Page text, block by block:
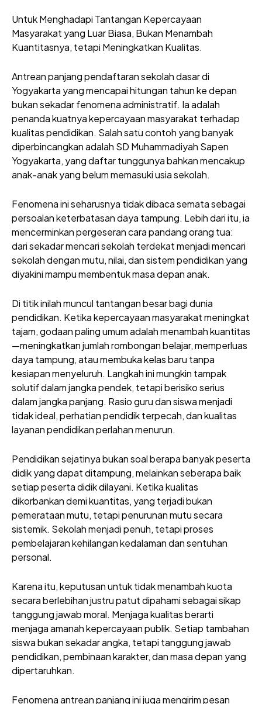
Untuk Menghadapi Tantangan Kepercayaan
Masyarakat yang Luar Biasa, Bukan Menambah
Kuantitasnya, tetapi Meningkatkan Kualitas.
Antrean panjang pendaftaran sekolah dasar di
Yogyakarta yang mencapai hitungan tahun ke depan
bukan sekadar fenomena administratif. Ia adalah
penanda kuatnya kepercayaan masyarakat terhadap
kualitas pendidikan. Salah satu contoh yang banyak
diperbincangkan adalah SD Muhammadiyah Sapen
Yogyakarta, yang daftar tunggunya bahkan mencakup
anak-anak yang belum memasuki usia sekolah.
Fenomena ini seharusnya tidak dibaca semata sebagai
persoalan keterbatasan daya tampung. Lebih dari itu, ia
mencerminkan pergeseran cara pandang orang tua:
dari sekadar mencari sekolah terdekat menjadi mencari
sekolah dengan mutu, nilai, dan sistem pendidikan yang
diyakini mampu membentuk masa depan anak.
Di titik inilah muncul tantangan besar bagi dunia
pendidikan. Ketika kepercayaan masyarakat meningkat
tajam, godaan paling umum adalah menambah kuantitas
—meningkatkan jumlah rombongan belajar, memperluas
daya tampung, atau membuka kelas baru tanpa
kesiapan menyeluruh. Langkah ini mungkin tampak
solutif dalam jangka pendek, tetapi berisiko serius
dalam jangka panjang. Rasio guru dan siswa menjadi
tidak ideal, perhatian pendidik terpecah, dan kualitas
layanan pendidikan perlahan menurun.
Pendidikan sejatinya bukan soal berapa banyak peserta
didik yang dapat ditampung, melainkan seberapa baik
setiap peserta didik dilayani. Ketika kualitas
dikorbankan demi kuantitas, yang terjadi bukan
pemerataan mutu, tetapi penurunan mutu secara
sistemik. Sekolah menjadi penuh, tetapi proses
pembelajaran kehilangan kedalaman dan sentuhan
personal.
Karena itu, keputusan untuk tidak menambah kuota
secara berlebihan justru patut dipahami sebagai sikap
tanggung jawab moral. Menjaga kualitas berarti
menjaga amanah kepercayaan publik. Setiap tambahan
siswa bukan sekadar angka, tetapi tanggung jawab
pendidikan, pembinaan karakter, dan masa depan yang
dipertaruhkan.
Fenomena antrean panjang ini juga mengirim pesan